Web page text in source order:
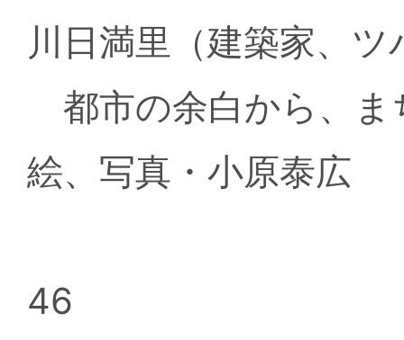
川日満里（建築家、
都市の余白から、
絵、写真・小原泰広
46